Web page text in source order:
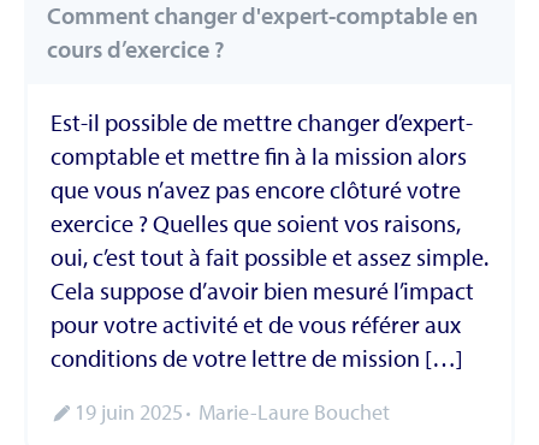
Comment changer d'expert-comptable en
cours d’exercice ?
Est-il possible de mettre changer d’expert-
comptable et mettre fin à la mission alors
que vous n’avez pas encore clôturé votre
exercice ? Quelles que soient vos raisons,
oui, c’est tout à fait possible et assez simple.
Cela suppose d’avoir bien mesuré l’impact
pour votre activité et de vous référer aux
conditions de votre lettre de mission […]
19 juin 2025 Marie-Laure Bouchet